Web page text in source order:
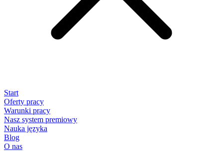
Start
Oferty pracy
Warunki pracy
Nasz system premiowy
Nauka języka
Blog
O nas